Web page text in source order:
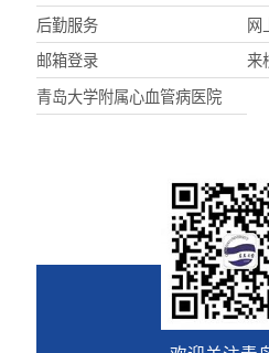
后勤服务 网
邮箱登录 来
青岛大学附属心血管病医院